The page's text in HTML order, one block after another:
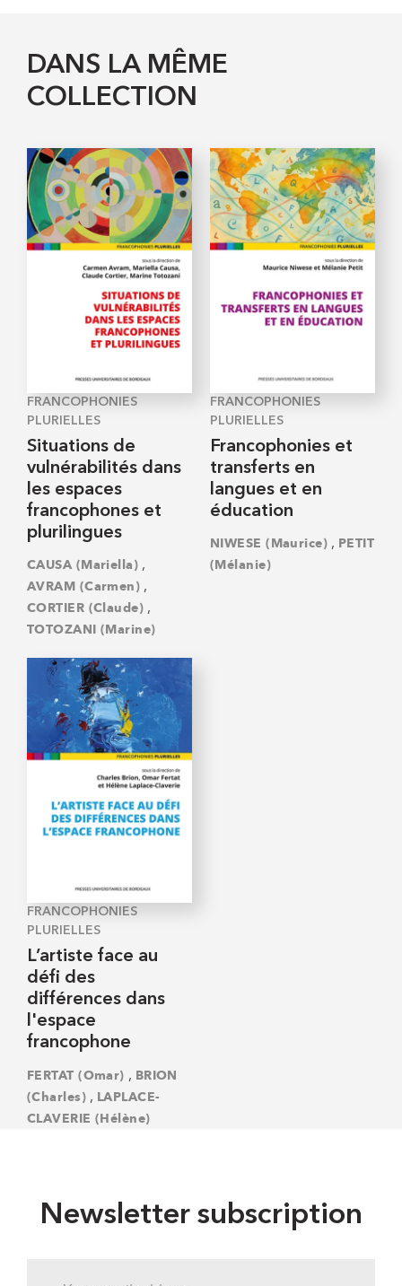
DANS LA MÊME
COLLECTION
FRANCOPHONIES
PLURIELLES
Situations de
vulnérabilités dans
les espaces
francophones et
plurilingues
CAUSA (Mariella) ,
AVRAM (Carmen) ,
CORTIER (Claude) ,
TOTOZANI (Marine)
FRANCOPHONIES
PLURIELLES
Francophonies et
transferts en
langues et en
éducation
NIWESE (Maurice) , PETIT
(Mélanie)
FRANCOPHONIES
PLURIELLES
L’artiste face au
défi des
différences dans
l'espace
francophone
FERTAT (Omar) , BRION
(Charles), LAPLACE-
CLAVERIE (Hélène)
Newsletter subscription